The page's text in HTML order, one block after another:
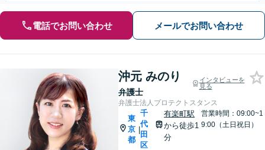
電話でお問い合わせ メールでお問い合わせ
沖元 みのり
弁護士
インタビューを
見る
弁護士法人プロテクトスタンス
東
京
都
|
千
代
田
区
有楽町駅
から徒歩1
分
営業時間：09:00~1
9:00（土日祝日）